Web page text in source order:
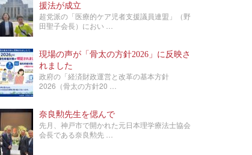
援法が成立
超党派の「医療的ケア児者支援議員連盟」（野
田聖子会長）におい …
現場の声が「骨太の方針2026」に反映さ
れました
政府の「経済財政運営と改革の基本方針
2026（骨太の方針20 …
奈良勲先生を偲んで
先月、神戸市で開かれた元日本理学療法士協会
会長である奈良勲先 …